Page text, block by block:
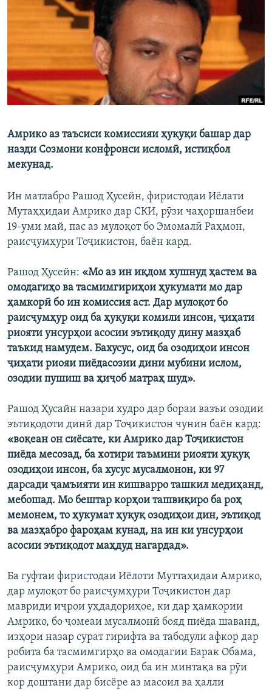
ГУЗОРИШҲОИ РАДИОӢ
Русский
ПАЙГИРӢ КУНЕД
Ҳамаи сомонаҳои RFE/RL
Амрико аз таъсиси комиссияи ҳуқуқи башар дар
назди Созмони конфронси исломӣ, истиқбол
мекунад.
Ин матлабро Рашод Ҳусейн, фиристодаи Иёлати
Мутаҳҳидаи Амрико дар СКИ, рӯзи чаҳоршанбеи
19-уми май, пас аз мулоқот бо Эмомалӣ Раҳмон,
раисҷумҳури Тоҷикистон, баён кард.
Рашод Ҳусейн: «Мо аз ин иқдом хушнуд ҳастем ва
омодагиҳо ва тасмимгириҳои ҳукумати мо дар
ҳамкорӣ бо ин комиссия аст. Дар мулоқот бо
раисҷумҳур оид ба ҳуқуқи комили инсон, ҷиҳати
риояти унсурҳои асосии эътиқоду дину мазҳаб
таъкид намудем. Бахусус, оид ба озодиҳои инсон
ҷиҳати риояи пиёдасозии дини мубини ислом,
озодии пушиш ва ҳиҷоб матраҳ шуд».
Рашод Ҳусайн назари худро дар бораи вазъи озодии
эътиқодоти динӣ дар Тоҷикистон чунин баён кард:
«воқеан он сиёсате, ки Амрико дар Тоҷикистон
пиёда месозад, ба хотири таъмини риояти ҳуқуқ
озодиҳои инсон, ба хусус мусалмонон, ки 97
дарсади ҷамъияти ин кишварро ташкил медиҳанд,
мебошад. Мо бештар корҳои ташвиқиро ба роҳ
мемонем, то ҳукумат ҳуқуқ озодиҳои дин, эътиқод
ва мазҳабро фароҳам кунад, на ин ки унсурҳои
асосии эътиқодот маҳдуд нагардад».
Ба гуфтаи фиристодаи Иёлоти Муттаҳидаи Амрико,
дар мулоқот бо раисҷумҳури Тоҷикистон дар
мавриди иҷрои уҳдадориҳое, ки дар ҳамкории
Амрико, бо ҷомеаи мусалмонӣ бояд пиёда шаванд,
изҳори назар сурат гирифта ва табодули афкор дар
робита ба тасмимгирҳо ва омодагии Барак Обама,
раисҷумҳури Амрико, оид ба ин минтақа ва рӯи
кор доштани дар бисёре аз масоил ва ҳалли